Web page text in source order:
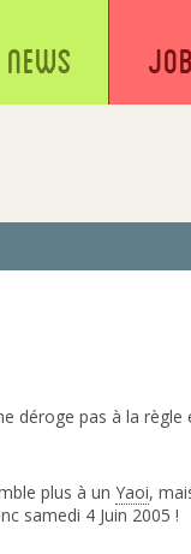
News
pas à la règle
plus à unYaoi,
samedi 4 Juin 2005 !